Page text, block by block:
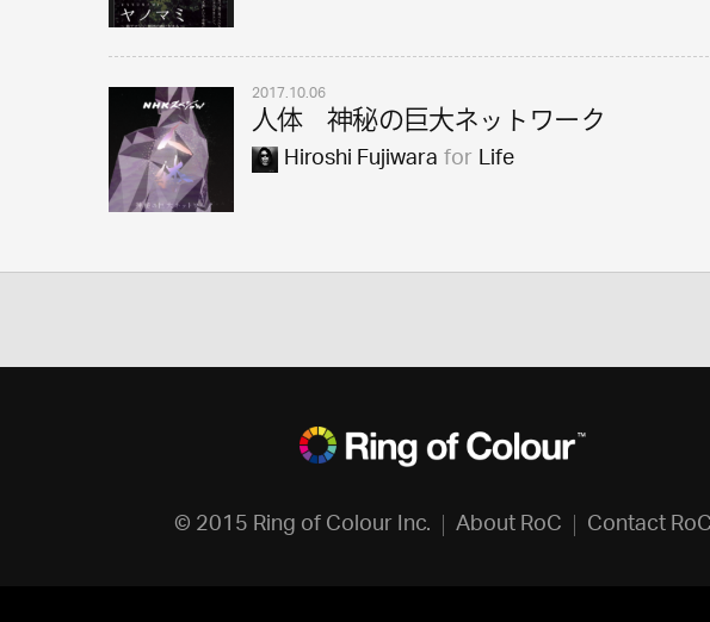
2017.10.06
人体 神秘の巨大ネットワーク
Hiroshi FujiwaraforLife
© 2015 Ring of Colour Inc. About RoC Contact